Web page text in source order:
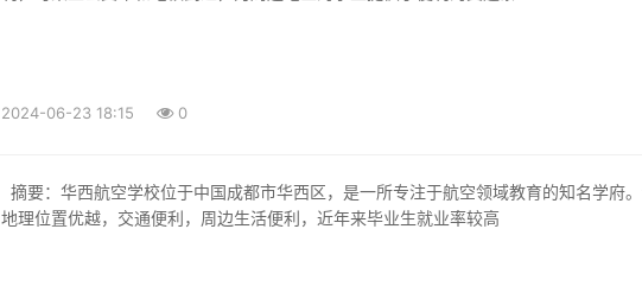
2024-06-23 18:15 0
地理位置优越，交通便利，周边生活便利，近年来毕业生就业率较高